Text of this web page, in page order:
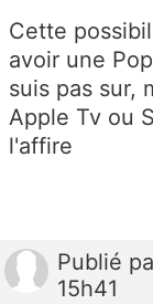
Cette
avoir une
suis pas sur,
Apple Tv ou
l'affire
Publié
15h41